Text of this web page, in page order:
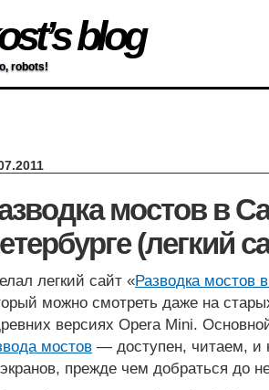
blog
robots!
мостов в
(легкий
легкий сайт «Разводка мостов
можно смотреть даже на
версиях Opera Mini.
мостов — доступен, читаем, и
прежде чем добраться до